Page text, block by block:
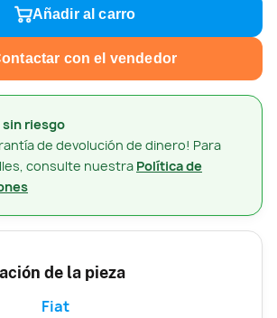
riesgo
de devolución de dinero! Para
consulte nuestra Política de
Añadir al carro
con el vendedor
de la pieza
Fiat